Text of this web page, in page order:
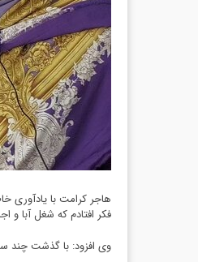
هاجر کرامت با یادآوری
فکر افتادم که شغل آبا
وی افزود: با گذشت چند سال